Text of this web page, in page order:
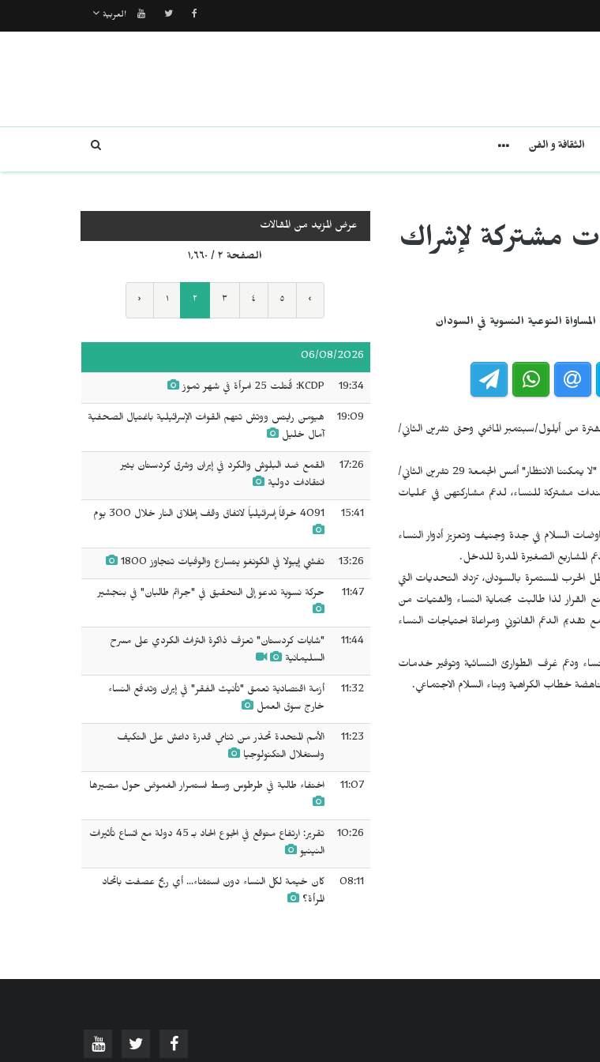
العربية
الثقافة و الفن
مشتركة لإشراك
النوعية النسوية في السودان
من أيلول/سبتمبر الماضي وحتى تشرين الثاني/
نشرت شبكات المساواة النوعية النسوية بالسودان في ختام اجتماعاتها التي نظمت تحت شعار "لا يمكننا الانتظار" أمس الجمعة 29 تشرين الثاني/
مشتركة للنساء، لدعم مشاركتهن في عمليات
السلام في جدة وجنيف وتعزيز أدوار النساء
المشاريع الصغيرة المدرة للدخل.
المستمرة بالسودان، تزداد التحديات التي
القرار لذا طالبت بحماية النساء والفتيات من
تقديم الدعم القانوني ومراعاة احتياجات النساء
ودعم غرف الطوارئ النسائية وتوفير خدمات
خطاب الكراهية وبناء السلام الاجتماعي.
عرض المزيد من المقالات
الصفحة ٢ / ١٬٦٦٠
‹ ١ ٢ ٣ ٤ ٥ ›
06/08/2026
19:34 KCDP: قُتلت 25 امرأة في شهر تموز
19:09
هيومن رايتس ووتش تتهم القوات الإسرائيلية باغتيال الصحفية
آمال خليل
17:26
القمع ضد البلوش والكرد في إيران وشرق كردستان يثير
انتقادات دولية
15:41 4091 خرقاً إسرائيلياً لاتفاق وقف إطلاق النار خلال 300 يوم
13:26 تفشي إيبولا في الكونغو يتسارع والوفيات تتجاوز 1800
11:47 حركة نسوية تدعو إلى التحقيق في "جرائم طالبان" في بنجشير
11:44
"شابات كردستان" تعزف ذاكرة التراث الكردي على مسرح
السليمانية
11:32
أزمة اقتصادية تعمق "تأنيث الفقر" في إيران وتدفع النساء
خارج سوق العمل
11:23
الأمم المتحدة تحذر من تنامي قدرة داعش على التكيف
واستغلال التكنولوجيا
11:07 اختفاء طالبة في طرطوس وسط استمرار الغموض حول مصيرها
10:26
تقرير: ارتفاع متوقع في الجوع الحاد بـ 45 دولة مع اتساع تأثيرات
النينيو
08:11
كان خيمة لكل النساء دون استثناء... أي ريح عصفت باتحاد
المرأة؟